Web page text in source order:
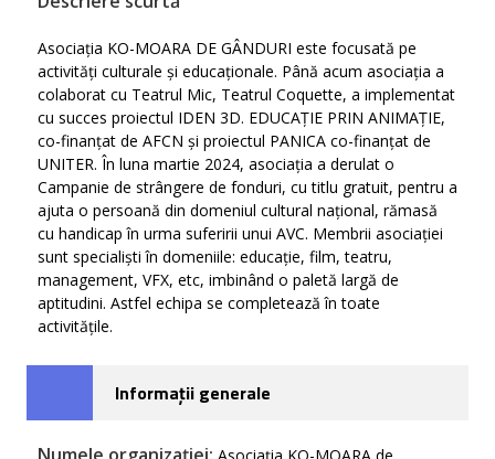
Asociația KO-MOARA DE GÂNDURI este focusată pe
activități culturale și educaționale. Până acum asociația a
colaborat cu Teatrul Mic, Teatrul Coquette, a implementat
cu succes proiectul IDEN 3D. EDUCAȚIE PRIN ANIMAȚIE,
co-finanțat de AFCN și proiectul PANICA co-finanțat de
UNITER. În luna martie 2024, asociația a derulat o
Campanie de strângere de fonduri, cu titlu gratuit, pentru a
ajuta o persoană din domeniul cultural național, rămasă
cu handicap în urma suferirii unui AVC. Membrii asociației
sunt specialiști în domeniile: educație, film, teatru,
management, VFX, etc, imbinând o paletă largă de
aptitudini. Astfel echipa se completează în toate
activitățile.
Informații generale